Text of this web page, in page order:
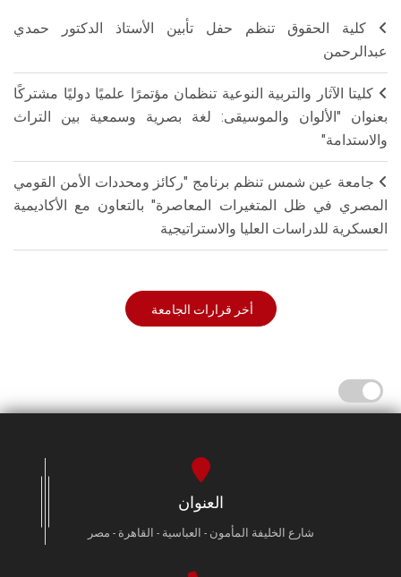
كلية الحقوق تنظم حفل تأبين الأستاذ الدكتور حمدي
عبدالرحمن
كليتا الآثار والتربية النوعية تنظمان مؤتمرًا علميًا دوليًا مشتركًا
بعنوان "الألوان والموسيقى: لغة بصرية وسمعية بين التراث
والاستدامة"
جامعة عين شمس تنظم برنامج "ركائز ومحددات الأمن القومي
المصري في ظل المتغيرات المعاصرة" بالتعاون مع الأكاديمية
العسكرية للدراسات العليا والاستراتيجية
أخر قرارات الجامعة
العنوان
شارع الخليفة المأمون - العباسية - القاهرة - مصر